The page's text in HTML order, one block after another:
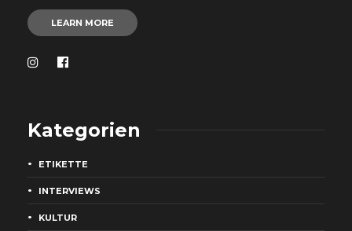
LEARN MORE
Kategorien
ETIKETTE
INTERVIEWS
KULTUR